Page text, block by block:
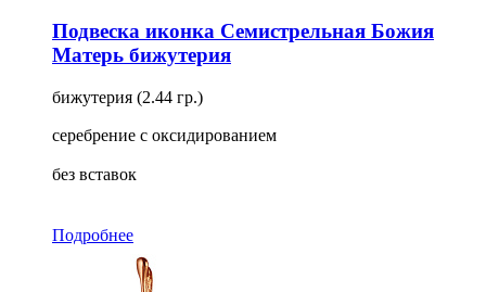
Подвеска иконка Семистрельная Божия
Матерь бижутерия
бижутерия (2.44 гр.)
серебрение с оксидированием
без вставок
Подробнее